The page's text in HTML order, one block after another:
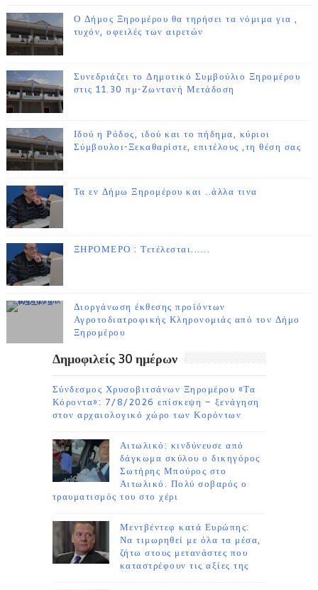
Ο Δήμος Ξηρομέρου θα τηρήσει τα νόμιμα για ,
τυχόν, οφειλές των αιρετών
Συνεδριάζει το Δημοτικό Συμβούλιο Ξηρομέρου
στις 11.30 πμ-Ζωντανή Μετάδοση
Ιδού η Ρόδος, ιδού και το πήδημα, κύριοι
Σύμβουλοι-Ξεκαθαρίστε, επιτέλους ,τη θέση σας
Τα εν Δήμω Ξηρομέρου και ..άλλα τινα
ΞΗΡΟΜΕΡΟ : Τετέλεσται......
Διοργάνωση έκθεσης προϊόντων
Αγροτοδιατροφικής Κληρονομιάς από τον Δήμο
Ξηρομέρου
Δημοφιλείς 30 ημέρων
Σύνδεσμος Χρυσοβιτσάνων Ξηρομέρου «Τα
Κόροντα»: 7/8/2026 επίσκεψη – ξενάγηση
στον αρχαιολογικό χώρο των Κορόντων
Αιτωλικό: κινδύνευσε από
δάγκωμα σκύλου ο δικηγόρος
Σωτήρης Μπούρος στο
Αιτωλικό. Πολύ σοβαρός ο
τραυματισμός του στο χέρι
Μεντβέντεφ κατά Ευρώπης:
Να τιμωρηθεί με όλα τα μέσα,
ζήτω στους μετανάστες που
καταστρέφουν τις αξίες της